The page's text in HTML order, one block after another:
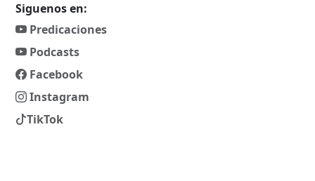
Siguenos en:
Predicaciones
Podcasts
Facebook
Instagram
TikTok